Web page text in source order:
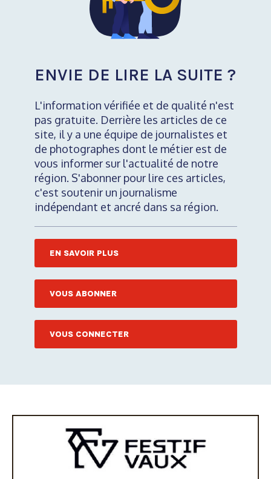
ENVIE DE LIRE LA SUITE ?
L'information vérifiée et de qualité n'est
pas gratuite. Derrière les articles de ce
site, il y a une équipe de journalistes et
de photographes dont le métier est de
vous informer sur l'actualité de notre
région. S'abonner pour lire ces articles,
c'est soutenir un journalisme
indépendant et ancré dans sa région.
EN SAVOIR PLUS
VOUS ABONNER
VOUS CONNECTER